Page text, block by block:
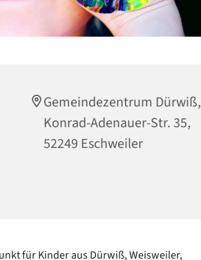
Gemeindezentrum Dürwiß,
Konrad-Adenauer-Str. 35,
52249 Eschweiler
für Kinder aus Dürwiß, Weisweiler,